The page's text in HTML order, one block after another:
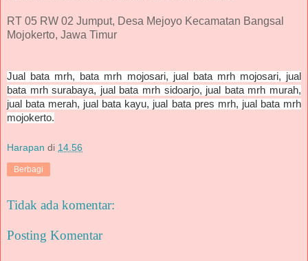
RT 05 RW 02 Jumput, Desa Mejoyo Kecamatan Bangsal
Mojokerto, Jawa Timur
Jual bata mrh, bata mrh mojosari, jual bata mrh mojosari, jual
bata mrh surabaya, jual bata mrh sidoarjo, jual bata mrh murah,
jual bata merah, jual bata kayu, jual bata pres mrh, jual bata mrh
mojokerto.
Harapan di 14.56
Berbagi
Tidak ada komentar:
Posting Komentar